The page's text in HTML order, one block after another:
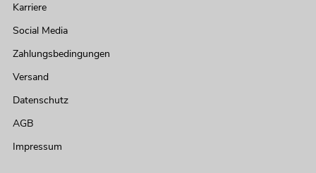
Karriere
Social Media
Zahlungsbedingungen
Versand
Datenschutz
AGB
Impressum